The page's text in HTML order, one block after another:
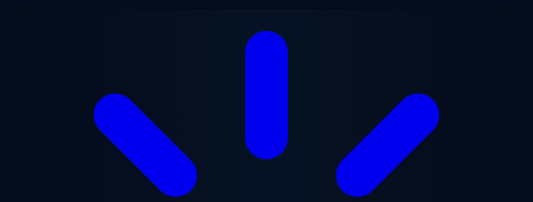
Saltar para o conteúdo principal